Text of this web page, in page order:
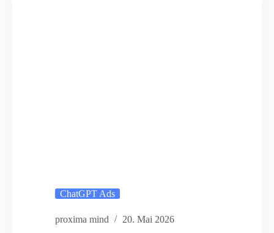
ChatGPT Ads
proxima mind 20. Mai 2026